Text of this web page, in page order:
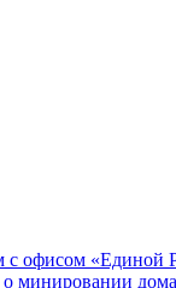
офисом «Единой
минировании